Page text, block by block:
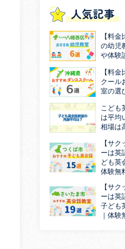
人気記事
【料
の幼児
や体験
【料
クール
室の選
こども
は平均
相場は
【サ
ーは英
ども英
体験無
【サ
ーは英
子ども
｜体験